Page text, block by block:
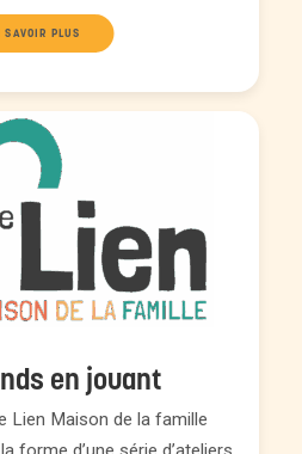
SAVOIR PLUS
en jouant
Lien Maison de la famille